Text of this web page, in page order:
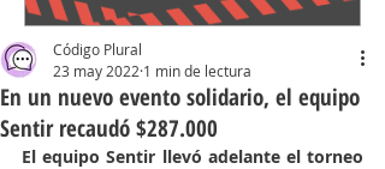
En un nuevo evento solidario, el equipo
Sentir recaudó $287.000
Código Plural
23 may 2022 1 min de lectura
El equipo Sentir llevó adelante el torneo